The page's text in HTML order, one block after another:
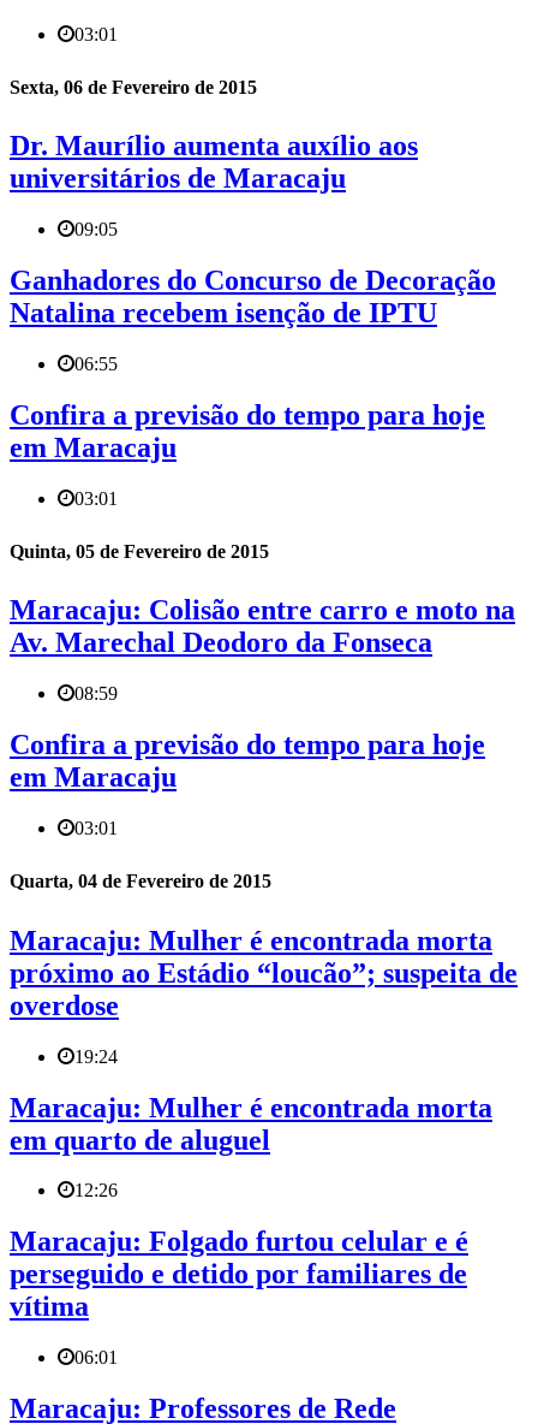
03:01
Sexta, 06 de Fevereiro de 2015
Dr. Maurílio aumenta auxílio aos
universitários de Maracaju
09:05
Ganhadores do Concurso de Decoração
Natalina recebem isenção de IPTU
06:55
Confira a previsão do tempo para hoje
em Maracaju
03:01
Quinta, 05 de Fevereiro de 2015
Maracaju: Colisão entre carro e moto na
Av. Marechal Deodoro da Fonseca
08:59
Confira a previsão do tempo para hoje
em Maracaju
03:01
Quarta, 04 de Fevereiro de 2015
Maracaju: Mulher é encontrada morta
próximo ao Estádio “loucão”; suspeita de
overdose
19:24
Maracaju: Mulher é encontrada morta
em quarto de aluguel
12:26
Maracaju: Folgado furtou celular e é
perseguido e detido por familiares de
vítima
06:01
Maracaju: Professores de Rede